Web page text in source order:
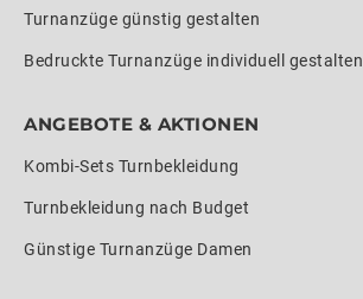
Turnanzüge günstig gestalten
Bedruckte Turnanzüge individuell gestalten
ANGEBOTE & AKTIONEN
Kombi-Sets Turnbekleidung
Turnbekleidung nach Budget
Günstige Turnanzüge Damen